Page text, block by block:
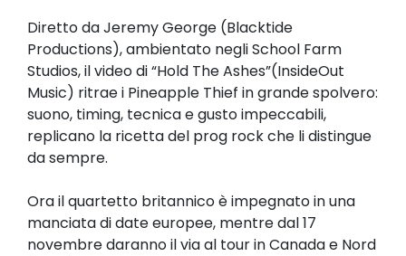
Diretto da Jeremy George (Blacktide
Productions), ambientato negli School Farm
Studios, il video di “Hold The Ashes”(InsideOut
Music) ritrae i Pineapple Thief in grande spolvero:
suono, timing, tecnica e gusto impeccabili,
replicano la ricetta del prog rock che li distingue
da sempre.
Ora il quartetto britannico è impegnato in una
manciata di date europee, mentre dal 17
novembre daranno il via al tour in Canada e Nord